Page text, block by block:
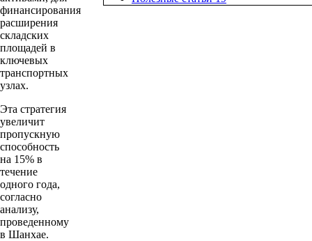
финансирования
расширения
складских
площадей в
ключевых
транспортных
узлах.
Эта стратегия
увеличит
пропускную
способность
на 15% в
течение
одного года,
согласно
анализу,
проведенному
в Шанхае.